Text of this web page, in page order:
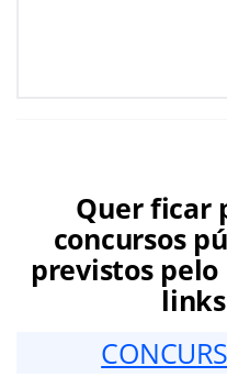
Quer ficar
concursos
previstos pelo